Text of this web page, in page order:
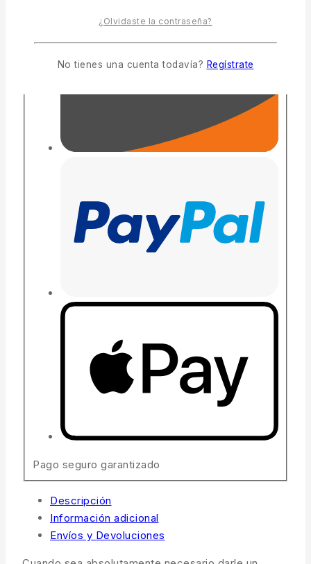
Pago seguro garantizado
Descripción
Información adicional
Envíos y Devoluciones
¿Olvidaste la contraseña?
No tienes una cuenta todavía? Regístrate